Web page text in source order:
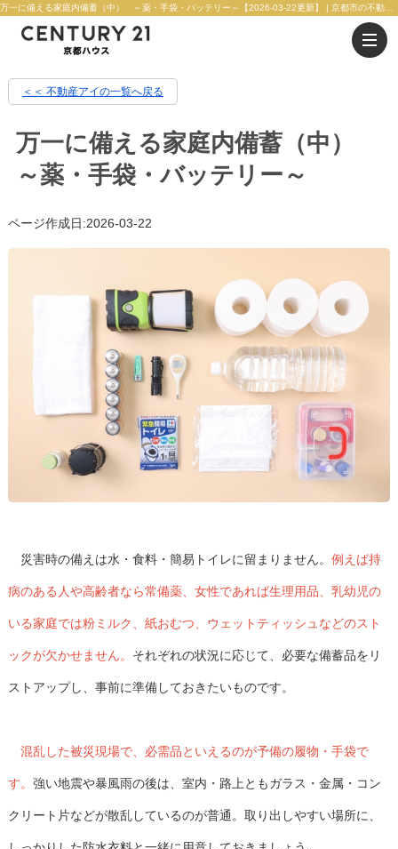
＜＜ 不動産アイの一覧へ戻る
万一に備える家庭内備蓄（中）
～薬・手袋・バッテリー～
ページ作成日:2026-03-22
災害時の備えは水・食料・簡易トイレに留まりません。 例えば持
病のある人や高齢者なら常備薬、女性であれば生理用品、乳幼児の
いる家庭では粉ミルク、紙おむつ、ウェットティッシュなどのスト
ックが欠かせません。 それぞれの状況に応じて、必要な備蓄品をリ
ストアップし、事前に準備しておきたいものです。
混乱した被災現場で、必需品といえるのが予備の履物・手袋で
す。 強い地震や暴風雨の後は、室内・路上ともガラス・金属・コン
クリート片などが散乱しているのが普通。取り出しやすい場所に、